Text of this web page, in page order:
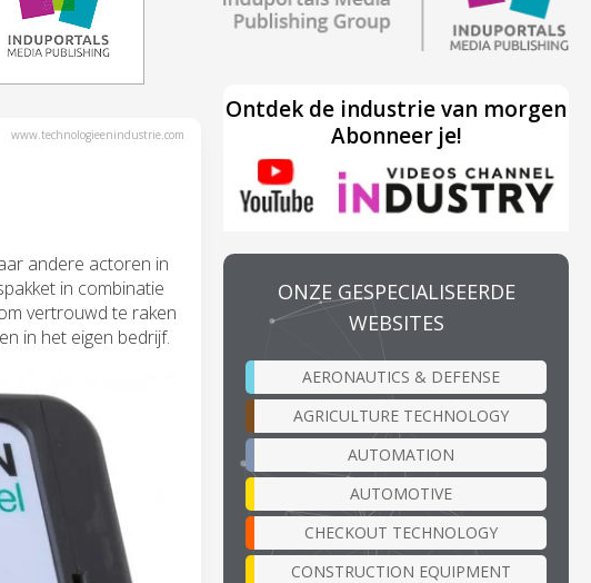
www.technologieenindustrie.com
andere actoren in
in combinatie
vertrouwd te raken
in het eigen bedrijf.
Ontdek de industrie van morgen
Abonneer je!
ONZE GESPECIALISEERDE
WEBSITES
AERONAUTICS & DEFENSE
AGRICULTURE TECHNOLOGY
AUTOMATION
AUTOMOTIVE
CHECKOUT TECHNOLOGY
CONSTRUCTION EQUIPMENT